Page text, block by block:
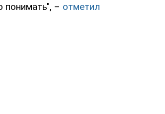
– отметил